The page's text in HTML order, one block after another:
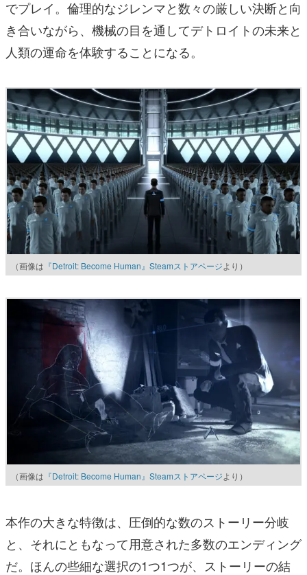
でプレイ。倫理的なジレンマと数々の厳しい決断と向
き合いながら、機械の目を通してデトロイトの未来と
人類の運命を体験することになる。
（画像は 『Detroit: Become Human』Steamストアページより）
（画像は 『Detroit: Become Human』Steamストアページより）
本作の大きな特徴は、圧倒的な数のストーリー分岐
と、それにともなって用意された多数のエンディング
だ。ほんの些細な選択の1つ1つが、ストーリーの結